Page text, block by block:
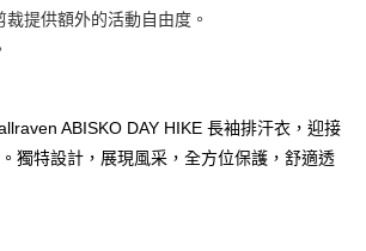
含以上)免運費
含以上)免運費
提供額外的活動自由度。
ABISKO DAY HIKE 長袖排汗衣，迎接
獨特設計，展現風采，全方位保護，舒適透